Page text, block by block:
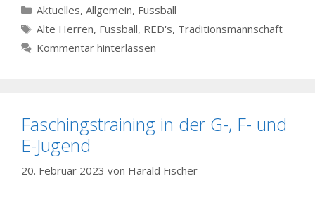
Kategorien
Aktuelles, Allgemein, Fussball
Schlagwörter
Alte Herren, Fussball, RED's, Traditionsmannschaft
Kommentar hinterlassen
Faschingstraining in der G-, F- und
E-Jugend
20. Februar 2023 von Harald Fischer